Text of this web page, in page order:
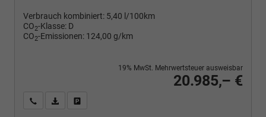
Verbrauch kombiniert: 5,40 l/100km
CO2-Klasse: D
CO2-Emissionen: 124,00 g/km
20.985,– €
19% MwSt. Mehrwertsteuer ausweisbar
Wir rufen Sie anPDF-Fahrzeugexposé drucken